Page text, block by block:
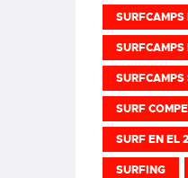
SURF
SURF EN EL
SURFING